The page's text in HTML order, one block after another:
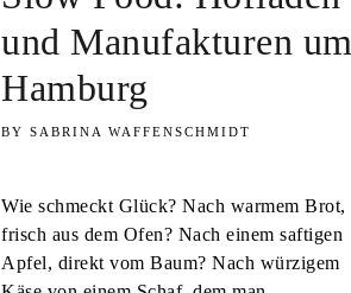
und Manufakturen um
Hamburg
SABRINA WAFFENSCHMIDT
Wie schmeckt Glück? Nach warmem Brot,
frisch aus dem Ofen? Nach einem saftigen
Apfel, direkt vom Baum? Nach würzigem